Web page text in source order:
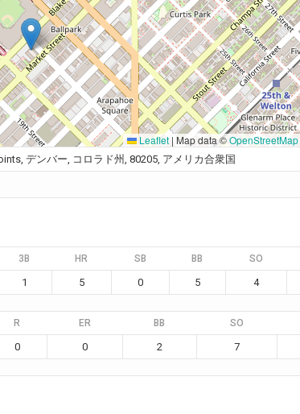
Leaflet | Map data ©OpenStreetMap
デンバー, コロラド州, 80205, アメリカ合衆国
3B HR SB BB SO
1 5 0 5 4
R ER BB SO
0 0 2 7